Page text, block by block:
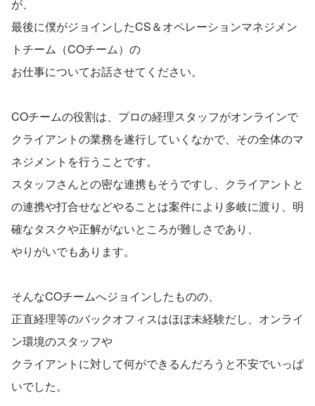
が、
最後に僕がジョインしたCS＆オペレーションマネジメン
トチーム（COチーム）の
お仕事についてお話させてください。
COチームの役割は、プロの経理スタッフがオンラインで
クライアントの業務を遂行していくなかで、その全体のマ
ネジメントを行うことです。
スタッフさんとの密な連携もそうですし、クライアントと
の連携や打合せなどやることは案件により多岐に渡り、明
確なタスクや正解がないところが難しさであり、
やりがいでもあります。
そんなCOチームへジョインしたものの、
正直経理等のバックオフィスはほぼ未経験だし、オンライ
ン環境のスタッフや
クライアントに対して何ができるんだろうと不安でいっぱ
いでした。